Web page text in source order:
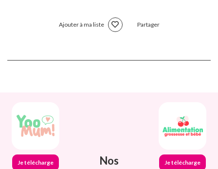
Ajouter à ma liste Partager
Je télécharge
Nos
Je télécharge